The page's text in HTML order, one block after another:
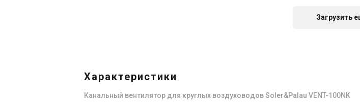
Загрузить
Характеристики
Канальный вентилятор для круглых воздуховодов Soler&Palau VENT-100NK